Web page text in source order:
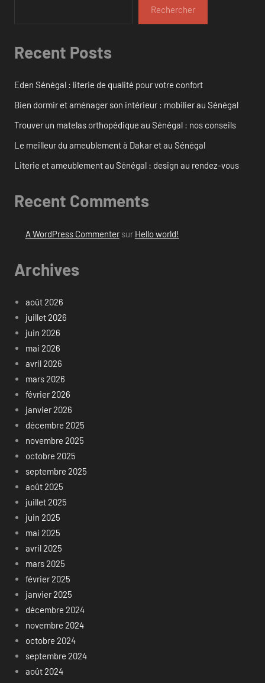
Rechercher
Recent Posts
Eden Sénégal : literie de qualité pour votre confort
Bien dormir et aménager son intérieur : mobilier au Sénégal
Trouver un matelas orthopédique au Sénégal : nos conseils
Le meilleur du ameublement à Dakar et au Sénégal
Literie et ameublement au Sénégal : design au rendez-vous
Recent Comments
A WordPress Commentersur Hello world!
Archives
août 2026
juillet 2026
juin 2026
mai 2026
avril 2026
mars 2026
février 2026
janvier 2026
décembre 2025
novembre 2025
octobre 2025
septembre 2025
août 2025
juillet 2025
juin 2025
mai 2025
avril 2025
mars 2025
février 2025
janvier 2025
décembre 2024
novembre 2024
octobre 2024
septembre 2024
août 2024